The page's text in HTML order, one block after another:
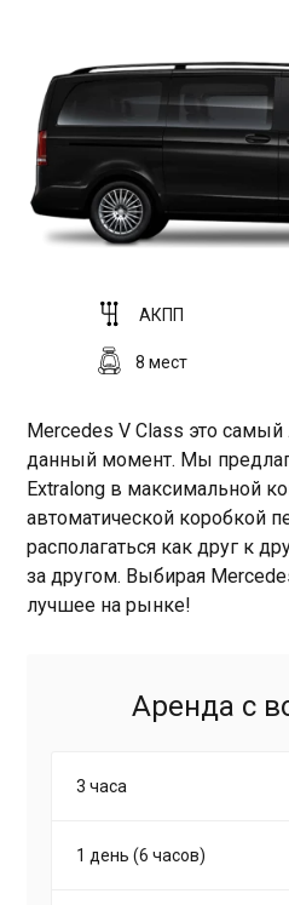
АКПП
8 мест
Mercedes V Class это
данный момент. Мы
Extralong в максимальной
автоматической коробкой
располагаться как друг к
за другом. Выбирая
лучшее на рынке!
Аренда с
3 часа
1 день (6 часов)